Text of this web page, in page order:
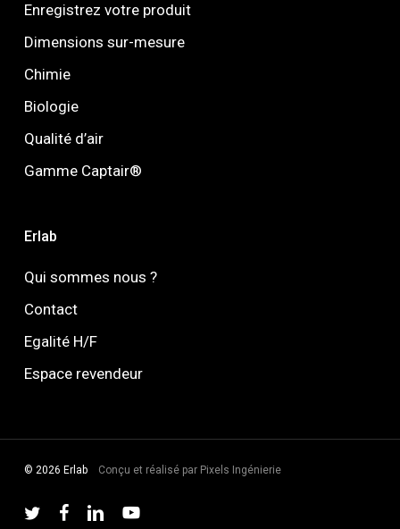
Enregistrez votre produit
Dimensions sur-mesure
Chimie
Biologie
Qualité d’air
Gamme Captair®
Erlab
Qui sommes nous ?
Contact
Egalité H/F
Espace revendeur
© Erlab Conçu et réalisé par Pixels Ingénierie
twitter facebooklinkedinyoutube